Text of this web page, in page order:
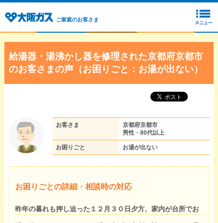
ご家庭のお客さま
給湯器・湯沸かし器を修理された京都府京都市
のお客さまの声（お困りごと：お湯が出ない）
お客さま
京都府京都市
男性・80代以上
お困りごと お湯が出ない
お困りごとの詳細・相談時の対応
昨年の暮れも押し迫った１２月３０日夕方、家内が台所でお